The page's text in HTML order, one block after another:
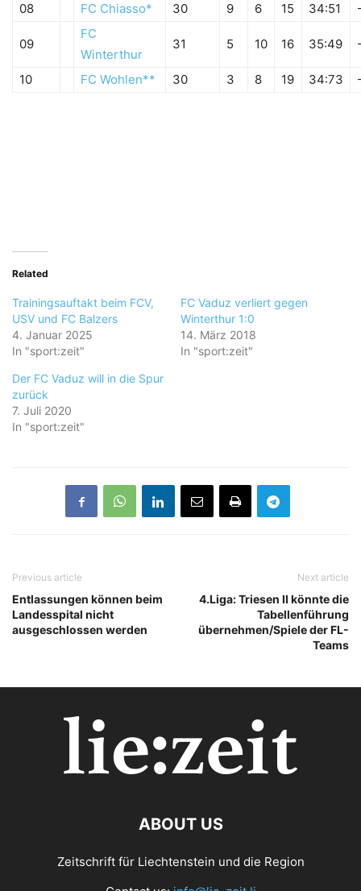
08
FC Chiasso* 30 9 6 15 34:51
09
FC
Winterthur
31 5 10 16 35:49
10 FC Wohlen** 30 3 8 19 34:73
Related
Trainingsauftakt beim FCV,
USV und FC Balzers
4. Januar 2025
In "sport:zeit"
FC Vaduz verliert gegen
Winterthur 1:0
14. März 2018
In "sport:zeit"
Der FC Vaduz will in die Spur
zurück
7. Juli 2020
In "sport:zeit"
Previous article
Entlassungen können beim
Landesspital nicht
ausgeschlossen werden
Next article
4.Liga: Triesen II könnte die
Tabellenführung
übernehmen/Spiele der FL-
Teams
ABOUT US
Zeitschrift für Liechtenstein und die Region